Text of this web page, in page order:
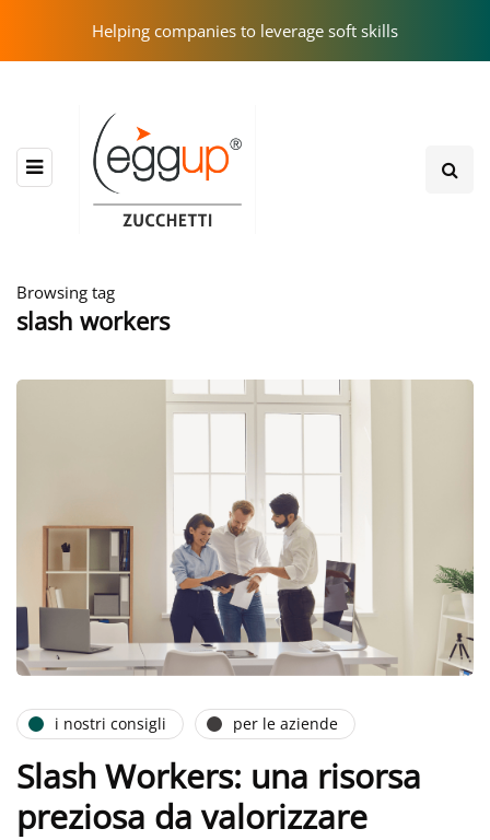
Helping companies to leverage soft skills
Browsing tag
slash workers
i nostri consigli per le aziende
Slash Workers: una risorsa
preziosa da valorizzare